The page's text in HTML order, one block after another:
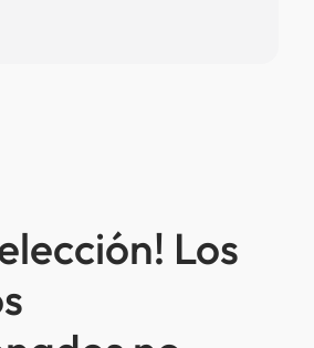
Los